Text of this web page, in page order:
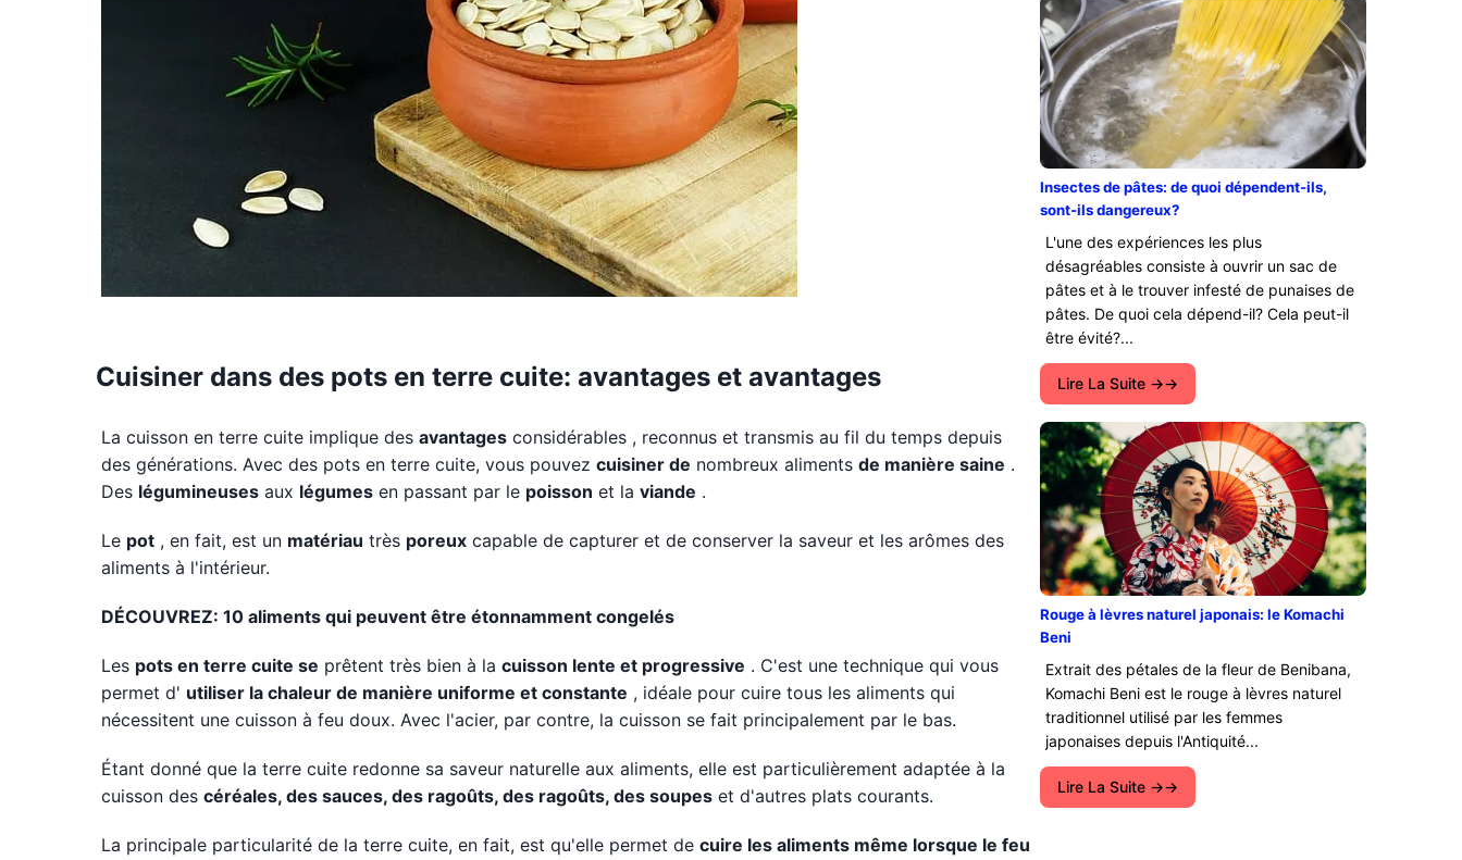
Cuisiner dans des pots en terre cuite: avantages et avantages
La cuisson en terre cuite implique des avantages considérables , reconnus et transmis au fil du temps depuis
des générations. Avec des pots en terre cuite, vous pouvez cuisiner de nombreux aliments de manière saine .
Des légumineuses aux légumes en passant par le poisson et la viande .
Le pot , en fait, est un matériau très poreux capable de capturer et de conserver la saveur et les arômes des
aliments à l'intérieur.
DÉCOUVREZ: 10 aliments qui peuvent être étonnamment congelés
Les pots en terre cuite se prêtent très bien à la cuisson lente et progressive . C'est une technique qui vous
permet d' utiliser la chaleur de manière uniforme et constante , idéale pour cuire tous les aliments qui
nécessitent une cuisson à feu doux. Avec l'acier, par contre, la cuisson se fait principalement par le bas.
Étant donné que la terre cuite redonne sa saveur naturelle aux aliments, elle est particulièrement adaptée à la
cuisson des céréales, des sauces, des ragoûts, des ragoûts, des soupes et d'autres plats courants.
La principale particularité de la terre cuite, en fait, est qu'elle permet de cuire les aliments même lorsque le feu
Insectes de pâtes: de quoi dépendent-ils,
sont-ils dangereux?
L'une des expériences les plus
désagréables consiste à ouvrir un sac de
pâtes et à le trouver infesté de punaises de
pâtes. De quoi cela dépend-il? Cela peut-il
être évité?...
Lire La Suite →
Rouge à lèvres naturel japonais: le Komachi
Beni
Extrait des pétales de la fleur de Benibana,
Komachi Beni est le rouge à lèvres naturel
traditionnel utilisé par les femmes
japonaises depuis l'Antiquité...
Lire La Suite →